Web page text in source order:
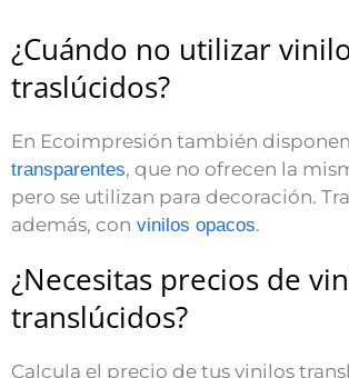
¿Cuándo no utilizar
traslúcidos?
En Ecoimpresión también
transparentes, que no ofrecen la
pero se utilizan para decoración.
además, con vinilos opacos.
¿Necesitas precios de
translúcidos?
Calcula el precio de tus vinilos